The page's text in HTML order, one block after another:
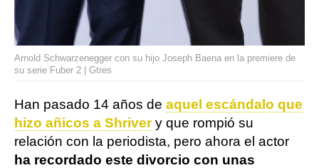
Arnold Schwarzenegger con su hijo Joseph Baena en la premiere de
su serie Fuber 2 | Gtres
Han pasado 14 años de aquel escándalo que
hizo añicos a Shrivery que rompió su
relación con la periodista, pero ahora el actor
ha recordado este divorcio con unas